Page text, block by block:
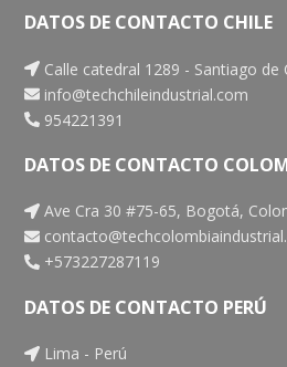
Medidores de
Calibradores de
Pluviómetro
Medidores de
DATOS DE CONTACTO CHILE
Calle catedral 1289 - Santiago de
info@techchileindustrial.com
954221391
DATOS DE CONTACTO
Ave Cra 30 #75-65, Bogotá,
+573227287119
DATOS DE CONTACTO PERÚ
Lima - Perú